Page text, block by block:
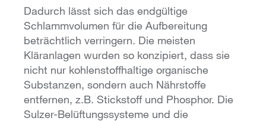
Dadurch lässt sich das endgültige
Schlammvolumen für die Aufbereitung
beträchtlich verringern. Die meisten
Kläranlagen wurden so konzipiert, dass sie
nicht nur kohlenstoffhaltige organische
Substanzen, sondern auch Nährstoffe
entfernen, z.B. Stickstoff und Phosphor. Die
Sulzer-Belüftungssysteme und die